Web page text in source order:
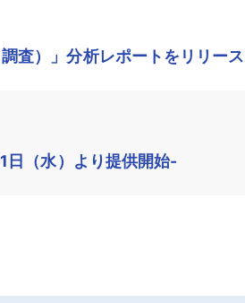
査）」分析レポートをリリース
（水）より提供開始-